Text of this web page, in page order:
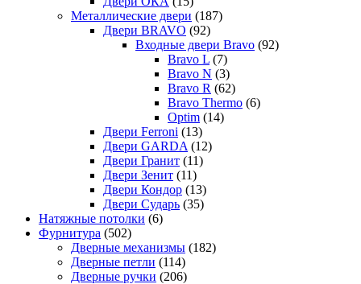
Металлические двери (187)
Двери BRAVO (92)
Входные двери Bravo (92)
Bravo L (7)
Bravo N (3)
Bravo R (62)
Bravo Thermo (6)
Optim (14)
Двери Ferroni (13)
Двери GARDA (12)
Двери Гранит (11)
Двери Зенит (11)
Двери Кондор (13)
Двери Сударь (35)
Натяжные потолки (6)
Фурнитура (502)
Дверные механизмы (182)
Дверные петли (114)
Дверные ручки (206)